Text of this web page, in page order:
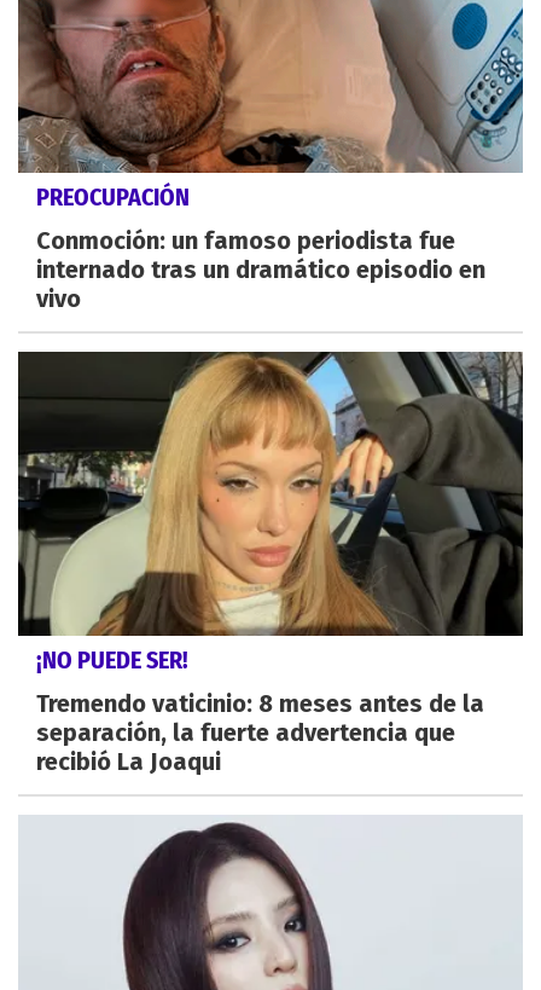
PREOCUPACIÓN
Conmoción: un famoso periodista fue
internado tras un dramático episodio en
vivo
¡NO PUEDE SER!
Tremendo vaticinio: 8 meses antes de la
separación, la fuerte advertencia que
recibió La Joaqui